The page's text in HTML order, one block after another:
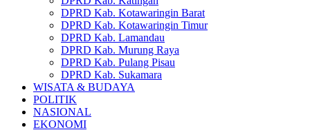
DPRD Kab. Kotawaringin Barat
DPRD Kab. Kotawaringin Timur
DPRD Kab. Lamandau
DPRD Kab. Murung Raya
DPRD Kab. Pulang Pisau
DPRD Kab. Sukamara
WISATA & BUDAYA
POLITIK
NASIONAL
EKONOMI